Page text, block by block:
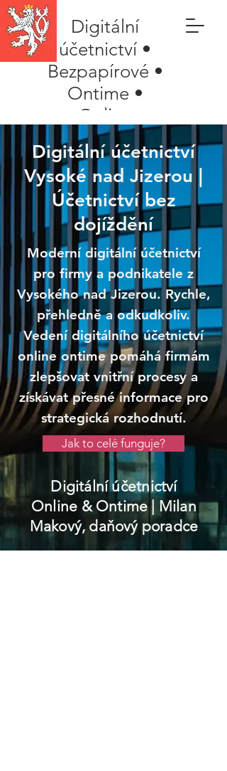
Digitální
účetnictví •
Bezpapírové •
Ontime •
Online
Digitální účetnictví
Vysoké nad Jizerou |
Účetnictví bez
dojíždění
Moderní digitální účetnictví
pro firmy a podnikatele z
Vysokého nad Jizerou. Rychle,
přehledně a odkudkoliv.
Vedení digitálního účetnictví
online ontime pomáhá firmám
zlepšovat vnitřní procesy a
získávat přesné informace pro
strategická rozhodnutí.
Jak to celé funguje?
Digitální účetnictví
Online & Ontime| Milan
Makový, daňový poradce